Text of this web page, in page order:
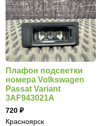
Плафон подсветки
номера Volkswagen
Passat Variant
3AF943021A
720
Красноярск